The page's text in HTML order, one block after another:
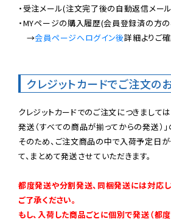
・受注メール(注文完了後の自動返信メー
・MYページの購入履歴(会員登録済の方
→会員ページへログイン後詳細よりご確
クレジットカードでご注文の
クレジットカードでのご注文につきまして
発送（すべての商品が揃ってからの発送）」
そのため、ご注文商品の中で入荷予定日
て、まとめて発送させていただきます。
都度発送や分割発送、同梱発送には対応し
ご了承ください。
もし、入荷した商品ごとに個別で発送（都